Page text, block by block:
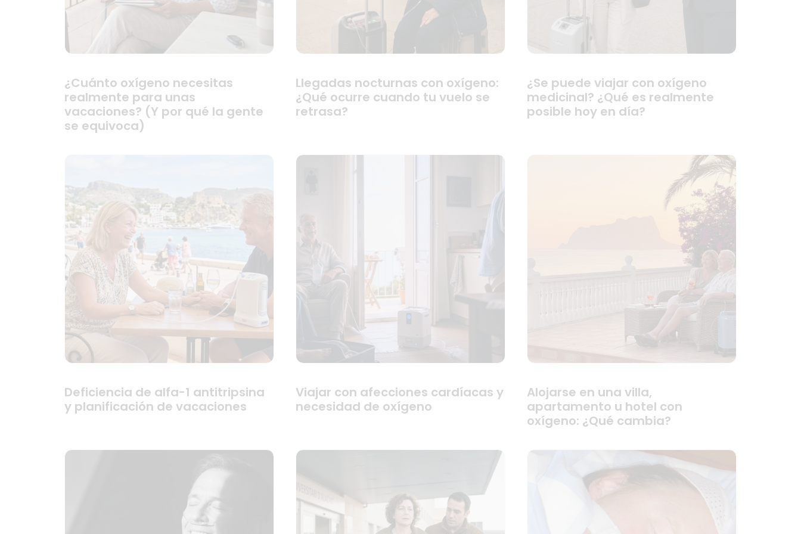
¿Cuánto oxígeno necesitas
realmente para unas
vacaciones? (Y por qué la gente
se equivoca)
Llegadas nocturnas con oxígeno:
¿Qué ocurre cuando tu vuelo se
retrasa?
¿Se puede viajar con oxígeno
medicinal? ¿Qué es realmente
posible hoy en día?
Deficiencia de alfa-1 antitripsina
y planificación de vacaciones
Viajar con afecciones cardíacas y
necesidad de oxígeno
Alojarse en una villa,
apartamento u hotel con
oxígeno: ¿Qué cambia?